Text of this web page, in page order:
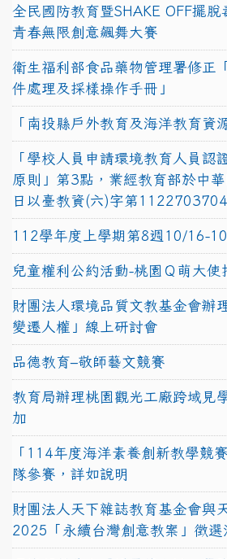
全民國防教育暨SHAKE OFF擺
青春無限創意飆舞大賽
衛生福利部食品藥物管理署修正
件處理及採樣操作手冊」
「南投縣戶外教育及海洋教育資
「學校人員申請環境教育人員認
原則」第3點，業經教育部於中
日以臺教資(六)字第
112學年度上學期第8週10/16-
兒童權利公約活動-桃園Ｑ萌大使
財團法人環境品質文教基金會辦
變遷人權」線上研討會
品德教育–敬師藝文競賽
教育局辦理桃園觀光工廠跨域見
加
「114年度海洋素養創新教學競
隊參賽，詳如說明
財團法人天下雜誌教育基金會與
2025「永續台灣創意教案」徵選